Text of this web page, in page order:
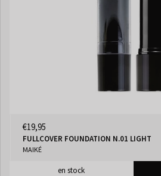
€19,95
FULLCOVER FOUNDATION N.01 LIGHT
MAIKÉ
en stock